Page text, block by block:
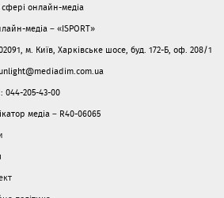
сфері онлайн-медіа
медіа – «ISPORT»
м. Київ, Харківське шосе, буд. 172-Б, оф. 208/1
044-205-43-00
медіа – R40-06065